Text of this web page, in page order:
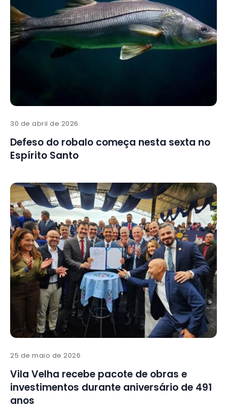
30 de abril de 2026
Defeso do robalo começa nesta sexta no
Espírito Santo
25 de maio de 2026
Vila Velha recebe pacote de obras e
investimentos durante aniversário de 491
anos